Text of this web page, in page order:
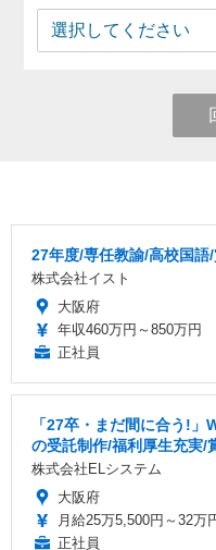
27年度/専任教諭/高校国語
株式会社イスト
大阪府
年収460万円～850万円
正社員
「27卒・まだ間に合う!
の受託制作/福利厚生充実/
株式会社ELシステム
大阪府
月給25万5,500円～32万
正社員